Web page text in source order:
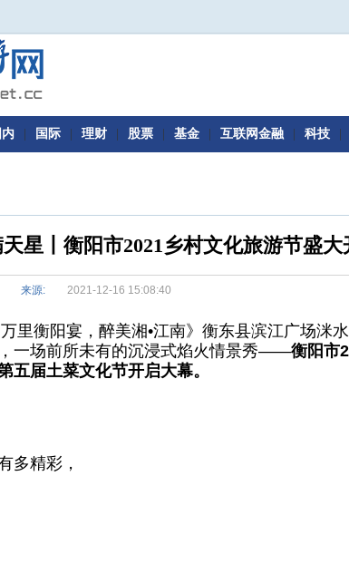
内 国际 理财 股票 基金 互联网金融 科技
星⼁衡阳市2021乡村文化旅游节盛大
来源: 2021-12-16 15:08:40
里衡阳宴，醉美湘•江南》衡东县滨江广场洣
一场前所未有的沉浸式焰火情景秀——衡阳市
五届土菜文化节开启大幕。
多精彩，